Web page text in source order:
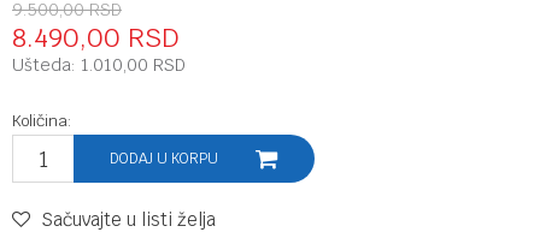
9.500,00 RSD
8.490,00 RSD
Ušteda: 1.010,00 RSD
Količina:
DODAJ U KORPU
Sačuvajte u listi želja